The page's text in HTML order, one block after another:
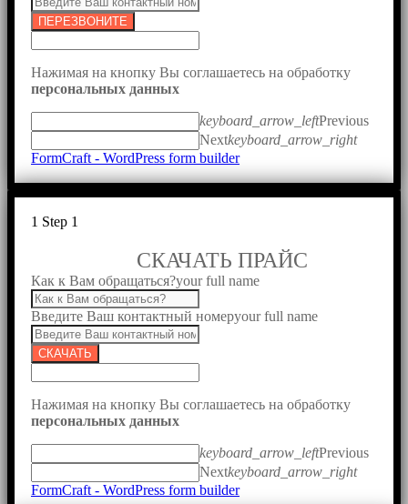
ПЕРЕЗВОНИТЕ
Нажимая на кнопку Вы соглашаетесь на обработку
персональных данных
keyboard_arrow_leftPrevious
Nextkeyboard_arrow_right
FormCraft - WordPress form builder
1 Step 1
СКАЧАТЬ ПРАЙС
Как к Вам обращаться?your full name
Введите Ваш контактный номерyour full name
СКАЧАТЬ
Нажимая на кнопку Вы соглашаетесь на обработку
персональных данных
keyboard_arrow_leftPrevious
Nextkeyboard_arrow_right
FormCraft - WordPress form builder